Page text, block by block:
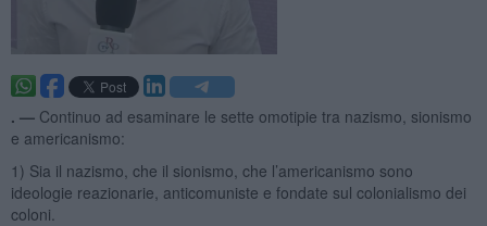
. — Continuo ad esaminare le sette omotipie tra nazismo, sionismo
e americanismo:
1) Sia il nazismo, che il sionismo, che l’americanismo sono
ideologie reazionarie, anticomuniste e fondate sul colonialismo dei
coloni.